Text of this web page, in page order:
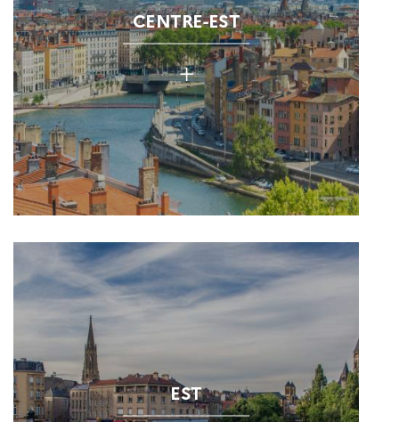
CENTRE-EST
+
EST